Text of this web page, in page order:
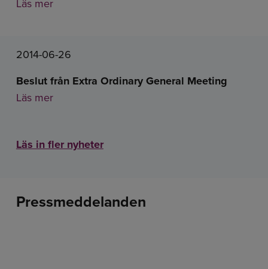
Läs mer
Beslut från Extra Ordinary General Meeting
Läs mer
2014-06-26
Läs in fler nyheter
Pressmeddelanden